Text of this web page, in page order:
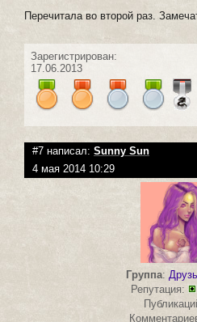
Перечитала во второй раз.
Зарегистрирован:
17.06.2013
#7 написал: Sunny Sun
4 мая 2014 10:29
Группа:
Репутация: